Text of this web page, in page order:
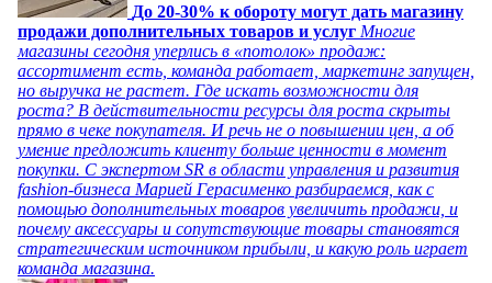
До 20-30% к обороту могут дать магазину
продажи дополнительных товаров и услуг Многие
магазины сегодня уперлись в «потолок» продаж:
ассортимент есть, команда работает, маркетинг запущен,
но выручка не растет. Где искать возможности для
роста? В действительности ресурсы для роста скрыты
прямо в чеке покупателя. И речь не о повышении цен, а об
умение предложить клиенту больше ценности в момент
покупки. С экспертом SR в области управления и развития
fashion-бизнеса Марией Герасименко разбираемся, как с
помощью дополнительных товаров увеличить продажи, и
почему аксессуары и сопутствующие товары становятся
стратегическим источником прибыли, и какую роль играет
команда магазина.